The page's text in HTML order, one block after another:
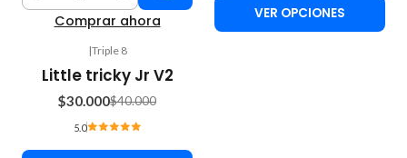
Comprar ahora VER OPCIONES
-25%
OFF
|Triple 8
Little tricky Jr V2
$30.000$40.000
5.0